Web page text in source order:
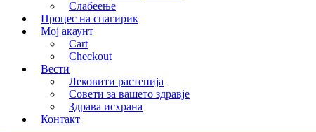
Слабеење
Процес на спагирик
Мој акаунт
Cart
Checkout
Вести
Лековити растенија
Совети за вашето здравје
Здрава исхрана
Контакт